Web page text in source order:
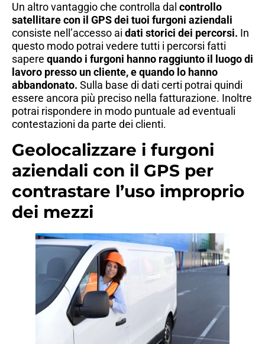
Un altro vantaggio che controlla dal controllo
satellitare con il GPS dei tuoi furgoni aziendali
consiste nell’accesso ai dati storici dei percorsi. In
questo modo potrai vedere tutti i percorsi fatti
sapere quando i furgoni hanno raggiunto il luogo di
lavoro presso un cliente, e quando lo hanno
abbandonato. Sulla base di dati certi potrai quindi
essere ancora più preciso nella fatturazione. Inoltre
potrai rispondere in modo puntuale ad eventuali
contestazioni da parte dei clienti.
Geolocalizzare i furgoni
aziendali con il GPS per
contrastare l’uso improprio
dei mezzi